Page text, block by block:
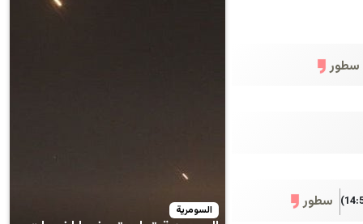
سطور
سطور السومرية